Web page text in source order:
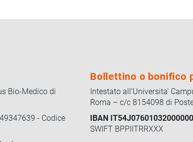
Bio-Medico di
- Codice
Bollettino o bonifico
Intestato all’Universita'
Roma – c/c 8154098 di
IBAN
SWIFT BPPIITRRXXX